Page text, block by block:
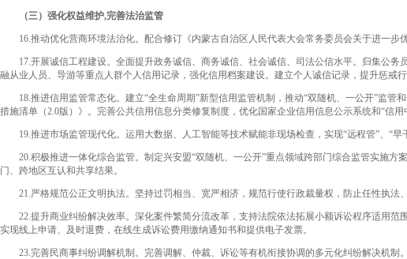
（三）强化权益维护,完善法治监管
16.推动优化营商环境法治化。配合修订《内蒙古自治区人民代表大会常务委员会关于进一步
17.开展诚信工程建设。全面提升政务诚信、商务诚信、社会诚信、司法公信水平。归集公务
融从业人员、导游等重点人群个人信用记录，强化信用档案建设。建立个人诚信记录，提升惩戒
18.推进信用监管常态化。建立“全生命周期”新型信用监管机制，推动“双随机、一公开”监管
措施清单（2.0版）》。完善公共信用信息分类修复制度，优化国家企业信用信息公示系统和“信
19.推进市场监管现代化。运用大数据、人工智能等技术赋能非现场检查，实现“远程管”、“早
20.积极推进一体化综合监管。制定兴安盟“双随机、一公开”重点领域跨部门综合监管实施方
门、跨地区互认和共享结果。
21.严格规范公正文明执法。坚持过罚相当、宽严相济，规范行使行政裁量权，防止任性执法
22.提升商业纠纷解决效率。深化案件繁简分流改革，支持法院依法拓展小额诉讼程序适用范
实现线上申请、及时退费，在线生成诉讼费用缴纳通知书和提供电子发票。
23.完善民商事纠纷调解机制。完善调解、仲裁、诉讼等有机衔接协调的多元化纠纷解决机制